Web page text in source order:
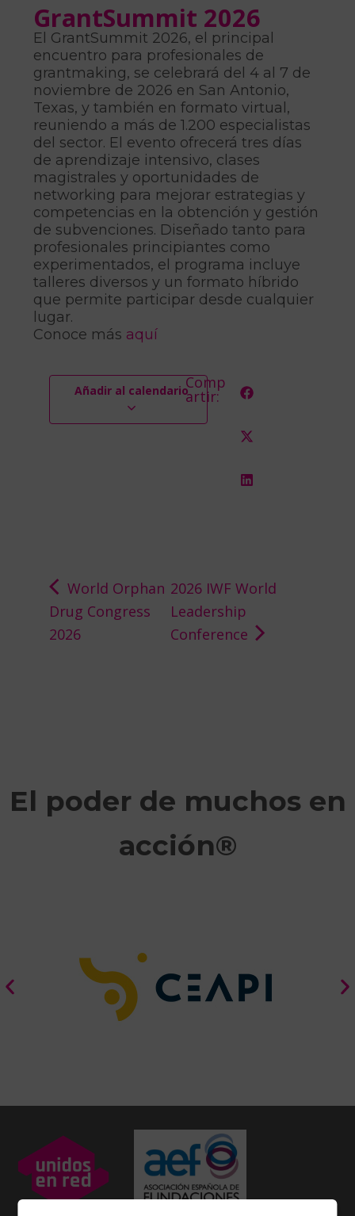
GrantSummit 2026
El GrantSummit 2026, el principal
encuentro para profesionales de
grantmaking, se celebrará del 4 al 7 de
noviembre de 2026 en San Antonio,
Texas, y también en formato virtual,
reuniendo a más de 1.200 especialistas
del sector. El evento ofrecerá tres días
de aprendizaje intensivo, clases
magistrales y oportunidades de
networking para mejorar estrategias y
competencias en la obtención y gestión
de subvenciones. Diseñado tanto para
profesionales principiantes como
experimentados, el programa incluye
talleres diversos y un formato híbrido
que permite participar desde cualquier
lugar.
Conoce más aquí
Añadir al calendario
Comp
artir:
World Orphan
Drug Congress
2026
2026 IWF World
Leadership
Conference
El poder de muchos en
acción®